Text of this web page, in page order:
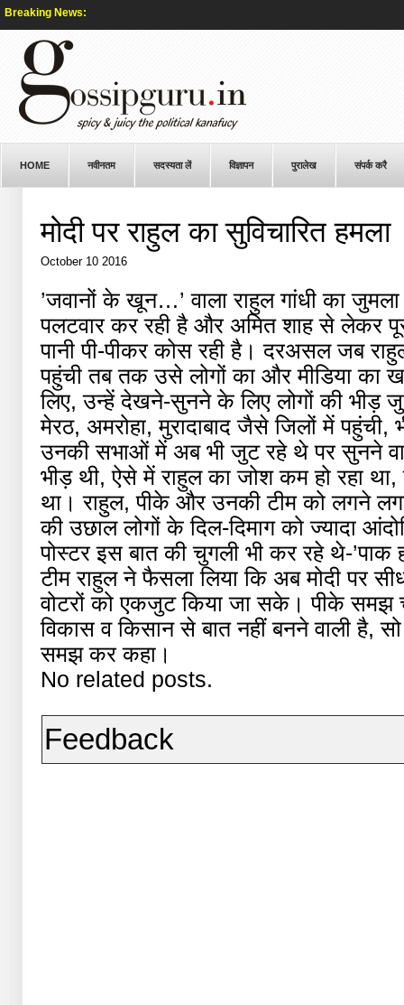
Breaking News:
HOME नवीनतम सदस्यता लें विज्ञापन पुरालेख संपर्क करै
मोदी पर राहुल का सुविचारित हमला
October 10 2016
’जवानों के खून…’ वाला राहुल गांधी का
पलटवार कर रही है और अमित शाह से लेकर
पानी पी-पीकर कोस रही है। दरअसल जब
पहुंची तब तक उसे लोगों का और मीडिया का
लिए, उन्हें देखने-सुनने के लिए लोगों की भीड़
मेरठ, अमरोहा, मुरादाबाद जैसे जिलों में
उनकी सभाओं में अब भी जुट रहे थे पर सुनने
भीड़ थी, ऐसे में राहुल का जोश कम हो रहा
था। राहुल, पीके और उनकी टीम को लगने लगा
की उछाल लोगों के दिल-दिमाग को ज्यादा
पोस्टर इस बात की चुगली भी कर रहे थे-’पाक
टीम राहुल ने फैसला लिया कि अब मोदी पर
वोटरों को एकजुट किया जा सके। पीके समझ
विकास व किसान से बात नहीं बनने वाली है,
समझ कर कहा।
No related posts.
Feedback